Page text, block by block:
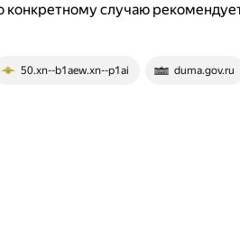
конкретному случаю
50.xn--b1aew.xn--p1ai duma.gov.ru